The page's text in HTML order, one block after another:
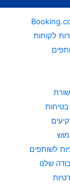
לקוחות
לשותפים
שלנו